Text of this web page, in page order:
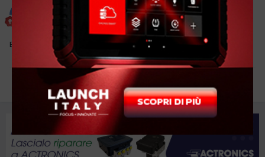
fabien
Inviato 13 Agosto 2017
Buone ferie a tutti, rilassiamoci....